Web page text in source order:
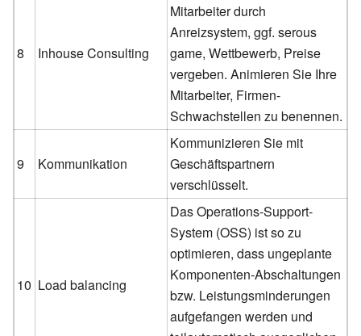
8 Inhouse Consulting
Mitarbeiter durch
Anreizsystem, ggf. serous
game, Wettbewerb, Preise
vergeben. Animieren Sie Ihre
Mitarbeiter, Firmen-
Schwachstellen zu benennen.
9 Kommunikation
Kommunizieren Sie mit
Geschäftspartnern
verschlüsselt.
10 Load balancing
Das Operations-Support-
System (OSS) ist so zu
optimieren, dass ungeplante
Komponenten-Abschaltungen
bzw. Leistungsminderungen
aufgefangen werden und